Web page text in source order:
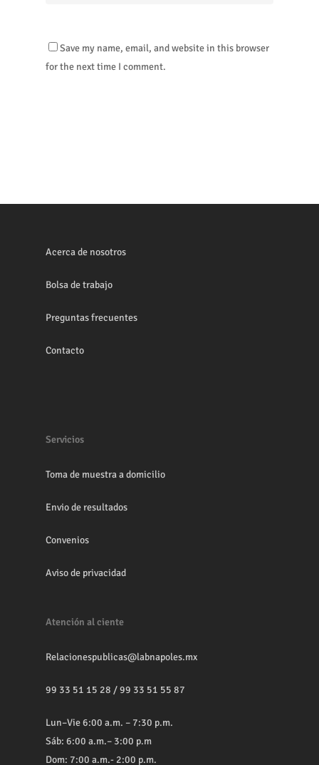
Save my name, email, and website in this browser
for the next time I comment.
Acerca de nosotros
Bolsa de trabajo
Preguntas frecuentes
Contacto
Servicios
Toma de muestra a domicilio
Envio de resultados
Convenios
Aviso de privacidad
Atención al ciente
Relacionespublicas@labnapoles.mx
99 33 51 15 28 /99 33 51 55 87
Lun–Vie 6:00 a.m. – 7:30 p.m.
Sáb: 6:00 a.m.– 3:00 p.m
Dom: 7:00 a.m.- 2:00 p.m.